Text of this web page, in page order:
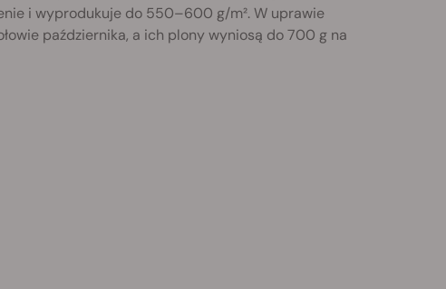
i wyprodukuje do 550–600 g/m². W uprawie
października, a ich plony wyniosą do 700 g na